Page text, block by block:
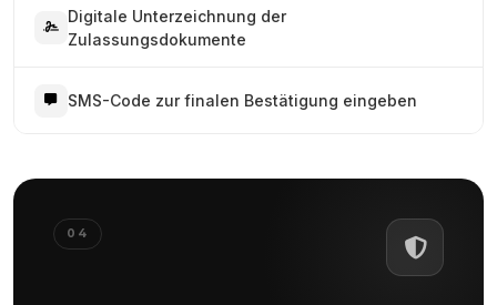
Digitale Unterzeichnung der
Zulassungsdokumente
SMS-Code zur finalen Bestätigung eingeben
04